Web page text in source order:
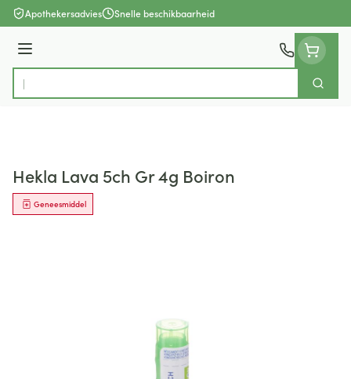
Ga naar de inhoud
Apothekersadvies Snelle beschikbaarheid
Menu
Product, merk, categorie...
Zoek
Hekla Lava 5ch Gr 4g Boiron
Geneesmiddel